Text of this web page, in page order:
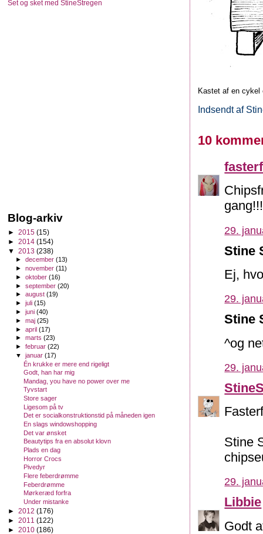
Kastet af en
Indsendt af
10
gang!!!
29.
Stine
Ej,
29.
Stine
^og
29.
Stine
29.
Libbie
Godt
Set og sket med StineStregen
Blog-arkiv
► 2015 (15)
► 2014 (154)
▼ 2013 (238)
►december(13)
►november(11)
►oktober(16)
►september(20)
►august(19)
►juli(15)
►juni(40)
►maj(25)
►april(17)
►marts(23)
►februar(22)
▼januar(17)
Én krukke er mere end rigeligt
Godt, han har mig
Mandag, you have no power over me
Tyvstart
Store sager
Ligesom på tv
Det er socialkonstruktionstid på måneden igen
En slags windowshopping
Det var ønsket
Beautytips fra en absolut klovn
Plads en dag
Horror Crocs
Pivedyr
Flere feberdrømme
Feberdrømme
Mørkeræd forfra
Under mistanke
► 2012 (176)
► 2011 (122)
► 2010 (186)